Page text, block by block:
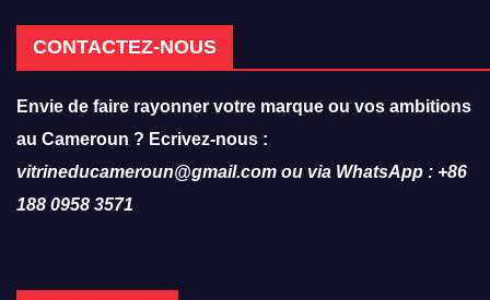
CONTACTEZ-NOUS
Envie de faire rayonner votre marque ou vos ambitions
au Cameroun ? Ecrivez-nous :
vitrineducameroun@gmail.com ou via WhatsApp : +86
188 0958 3571